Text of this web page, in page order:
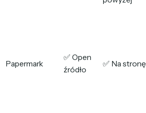
Papermark
✅ Open
źródło
✅ Na stronę